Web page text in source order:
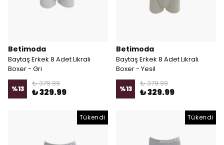
Betimoda
Baytaş Erkek 8 Adet Likralı
Boxer - Gri
%13
₺ 379.99
₺ 329.99
Betimoda
Baytaş Erkek 8 Adet Likralı
Boxer - Yesil
%13
₺ 379.99
₺ 329.99
Tükendi Tükendi